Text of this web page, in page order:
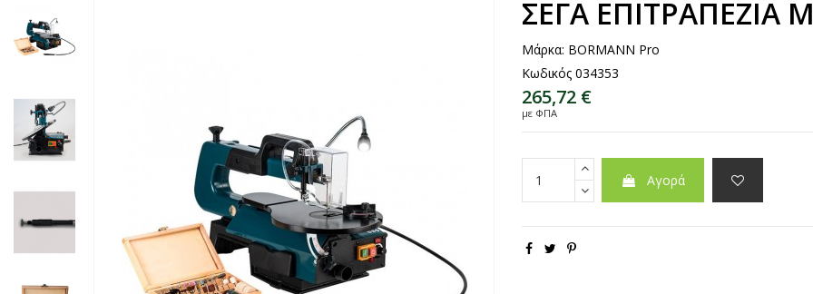
ΣΕΓΑ ΕΠΙΤΡΑΠΕΖΙΑ
Μάρκα: BORMANN Pro
Κωδικός 034353
265,72 €
με ΦΠΑ
Αγορά